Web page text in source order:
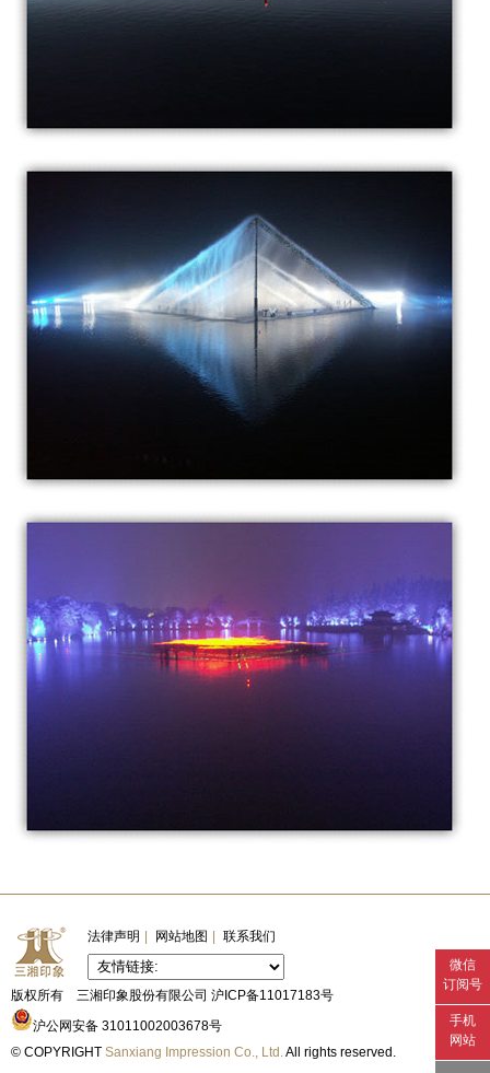
法律声明 网站地图 联系我们
版权所有 三湘印象股份有限公司 沪ICP备11017183号
沪公网安备 31011002003678号
© COPYRIGHT Sanxiang Impression Co., Ltd.All rights reserved.
微信
订阅号
手机
网站